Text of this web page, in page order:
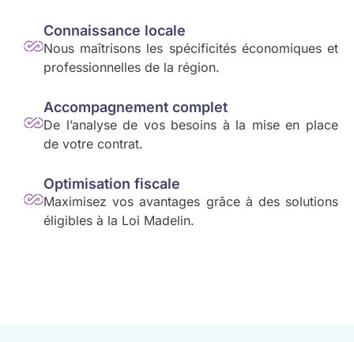
Connaissance locale
Nous maîtrisons les spécificités économiques et
professionnelles de la région.
Accompagnement complet
De l’analyse de vos besoins à la mise en place
de votre contrat.
Optimisation fiscale
Maximisez vos avantages grâce à des solutions
éligibles à la Loi Madelin.